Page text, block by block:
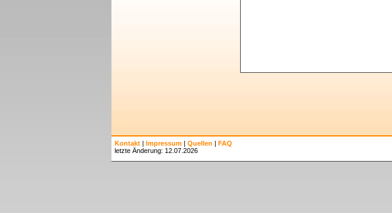
Kontakt | Impressum | Quellen | FAQ
letzte Änderung: 12.07.2026